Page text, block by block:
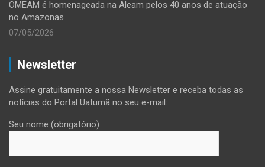
OMEAM é homenageada na Aleam pelos 40 anos de atuação
no Amazonas
07/05/2026
Newsletter
Assine gratuitamente a nossa Newsletter e receba todas as
notícias do Portal Uatumã no seu e-mail:
Seu nome (obrigatório)